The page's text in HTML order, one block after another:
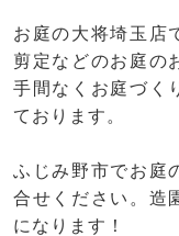
お庭の大将埼玉店
剪定などのお庭の
手間なくお庭づく
ております。
ふじみ野市でお庭
合せください。造
になります！